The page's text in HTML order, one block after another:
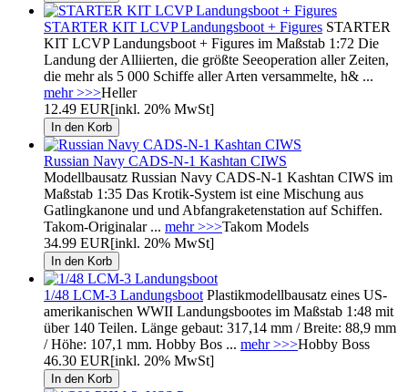
STARTER KIT LCVP Landungsboot + Figures STARTER
KIT LCVP Landungsboot + Figures im Maßstab 1:72 Die
Landung der Alliierten, die größte Seeoperation aller Zeiten,
die mehr als 5 000 Schiffe aller Arten versammelte, h& ...
mehr >>>Heller
12.49 EUR[inkl. 20% MwSt]
Russian Navy CADS-N-1 Kashtan CIWS
Modellbausatz Russian Navy CADS-N-1 Kashtan CIWS im
Maßstab 1:35 Das Krotik-System ist eine Mischung aus
Gatlingkanone und und Abfangraketenstation auf Schiffen.
Takom-Originalar ... mehr >>>Takom Models
34.99 EUR[inkl. 20% MwSt]
1/48 LCM-3 Landungsboot Plastikmodellbausatz eines US-
amerikanischen WWII Landungsbootes im Maßstab 1:48 mit
über 140 Teilen. Länge gebaut: 317,14 mm / Breite: 88,9 mm
/ Höhe: 107,1 mm. Hobby Bos ... mehr >>>Hobby Boss
46.30 EUR[inkl. 20% MwSt]